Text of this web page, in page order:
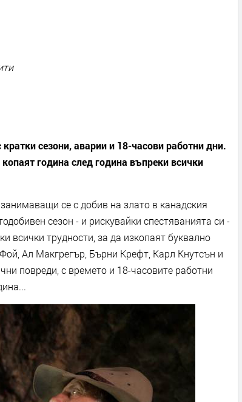
сезони, аварии и 18-часови работни дни.
година след година въпреки всички
се с добив на злато в канадския
сезон - и рискувайки спестяванията си -
всички трудности, за да изкопаят буквално
Ал Макгрегър, Бърни Крефт, Карл Кнутсън и
повреди, с времето и 18-часовите работни